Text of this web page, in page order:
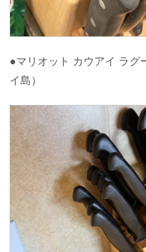
●マリオット カウアイ ラグ
イ島）